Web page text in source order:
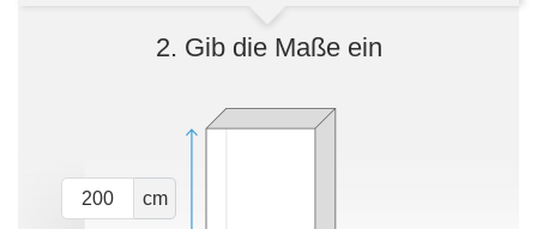
2. Gib die Maße ein
cm